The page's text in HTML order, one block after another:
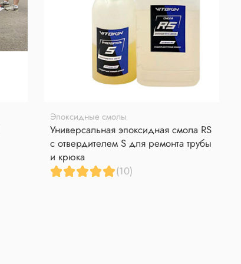
Эпоксидные смолы
Универсальная эпоксидная смола RS
с отвердителем S для ремонта трубы
и крюка
(10)